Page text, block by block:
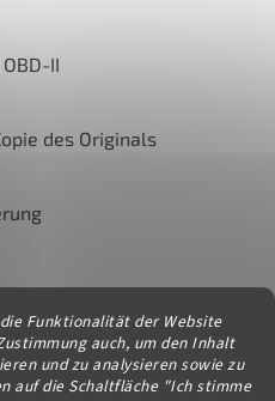
Funktionalität der Website
auch, um den Inhalt
und zu analysieren sowie zu
auf die Schaltfläche "Ich stimme
II
des Originals